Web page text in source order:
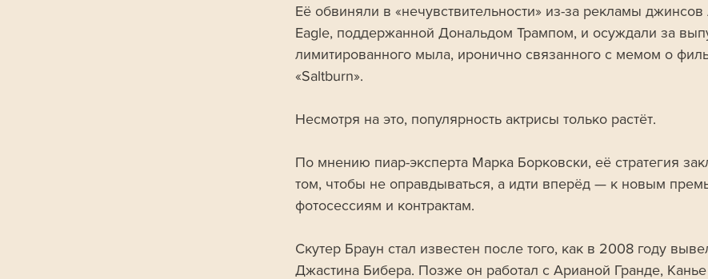
Её обвиняли в «нечувствительности» из-за рекламы джинсов
Eagle, поддержанной Дональдом Трампом, и осуждали за
лимитированного мыла, иронично связанного с мемом о
«Saltburn».
Несмотря на это, популярность актрисы только растёт.
По мнению пиар-эксперта Марка Борковски, её стратегия
том, чтобы не оправдываться, а идти вперёд — к новым
фотосессиям и контрактам.
Скутер Браун стал известен после того, как в 2008 году
Джастина Бибера. Позже он работал с Арианой Гранде,